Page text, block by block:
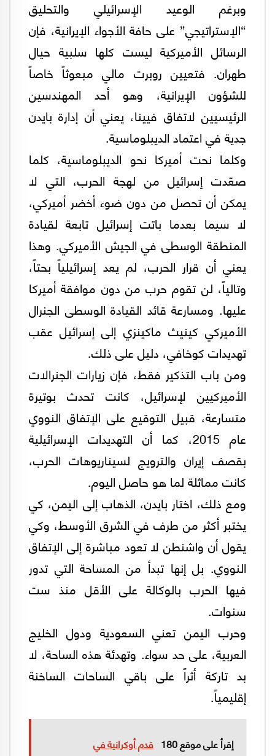
وبرغم الوعيد الإسرائيلي والتحليق
“الإستراتيجي” على حافة الأجواء الإيرانية، فإن
الرسائل الأميركية ليست كلها سلبية حيال
طهران. فتعيين روبرت مالي مبعوثاً خاصاً
للشؤون الإيرانية، وهو أحد المهندسين
الرئيسيين لاتفاق فيينا، يعني أن إدارة بايدن
جدية في اعتماد الديبلوماسية.
وكلما نحت أميركا نحو الديبلوماسية، كلما
صعّدت إسرائيل من لهجة الحرب، التي لا
يمكن أن تحصل من دون ضوء أخضر أميركي،
لا سيما بعدما باتت إسرائيل تابعة لقيادة
المنطقة الوسطى في الجيش الأميركي. وهذا
يعني أن قرار الحرب، لم يعد إسرائيلياً بحتاً،
وتالياً، لن تقوم حرب من دون موافقة أميركا
عليها. ومسارعة قائد القيادة الوسطى الجنرال
الأميركي كينيث ماكينزي إلى إسرائيل عقب
تهديدات كوخافي، دليل على ذلك.
ومن باب التذكير فقط، فإن زيارات الجنرالات
الأميركيين لإسرائيل، كانت تحدث بوتيرة
متسارعة، قبيل التوقيع على الإتفاق النووي
عام 2015، كما أن التهديدات الإسرائيلية
بقصف إيران والترويج لسيناريوهات الحرب،
كانت مماثلة لما هو حاصل اليوم.
ومع ذلك، اختار بايدن، الذهاب إلى اليمن، كي
يختبر أكثر من طرف في الشرق الأوسط، وكي
يقول أن واشنطن لا تعود مباشرة إلى الإتفاق
النووي. بل إنها تبدأ من المساحة التي تدور
فيها الحرب بالوكالة على الأقل منذ ست
سنوات.
وحرب اليمن تعني السعودية ودول الخليج
العربية، على حد سواء. وتهدئة هذه الساحة، لا
بد تاركة أثراً على باقي الساحات الساخنة
إقليمياً.
إقرأ على موقع 180 قدم أوكرانية في